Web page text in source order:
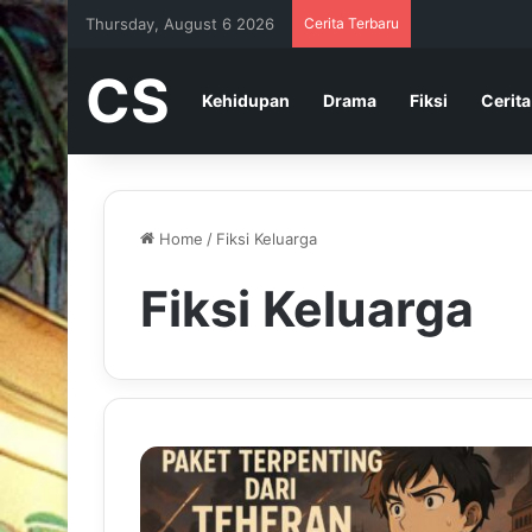
Thursday, August 6 2026 Cerita Terbaru
CS Kehidupan Drama Fiksi
Home / Fiksi Keluarga
Fiksi Keluarga